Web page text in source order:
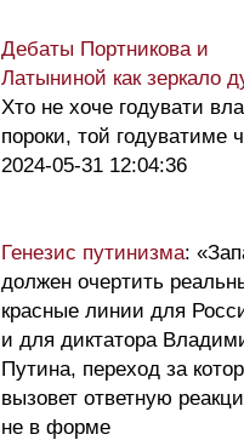
Дебаты Портникова и
Латыниной как зеркало
Хто не хоче годувати
пороки, той годуватиме
2024-05-31 12:04:36
Генезис путинизма:
должен очертить
красные линии для
и для диктатора
Путина, переход за
вызовет ответную
не в форме